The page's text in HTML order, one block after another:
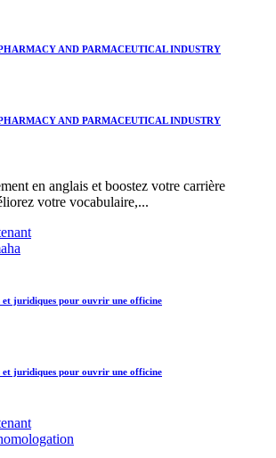
AND PARMACEUTICAL INDUSTRY
AND PARMACEUTICAL INDUSTRY
en anglais et boostez votre carrière
votre vocabulaire,...
et juridiques pour ouvrir une officine
et juridiques pour ouvrir une officine